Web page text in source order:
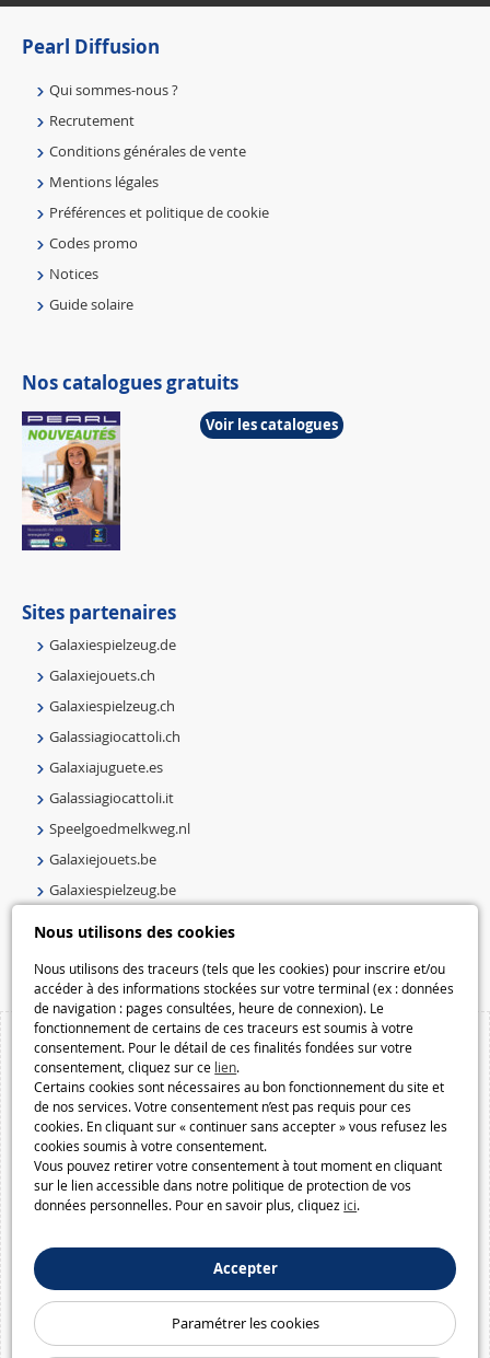
Nous utilisons des cookies
Nous utilisons des traceurs (tels que les cookies) pour inscrire et/ou
accéder à des informations stockées sur votre terminal (ex : données
de navigation : pages consultées, heure de connexion). Le
fonctionnement de certains de ces traceurs est soumis à votre
consentement. Pour le détail de ces finalités fondées sur votre
consentement, cliquez sur ce lien.
Certains cookies sont nécessaires au bon fonctionnement du site et
de nos services. Votre consentement n’est pas requis pour ces
cookies. En cliquant sur « continuer sans accepter » vous refusez les
cookies soumis à votre consentement.
Vous pouvez retirer votre consentement à tout moment en cliquant
sur le lien accessible dans notre politique de protection de vos
données personnelles. Pour en savoir plus, cliquez ici.
Accepter
Paramétrer les cookies
Pearl Diffusion
Qui sommes-nous ?
Recrutement
Conditions générales de vente
Mentions légales
Préférences et politique de cookie
Codes promo
Notices
Guide solaire
Nos catalogues gratuits
Voir les catalogues
Sites partenaires
Galaxiespielzeug.de
Galaxiejouets.ch
Galaxiespielzeug.ch
Galassiagiocattoli.ch
Galaxiajuguete.es
Galassiagiocattoli.it
Speelgoedmelkweg.nl
Galaxiejouets.be
Galaxiespielzeug.be